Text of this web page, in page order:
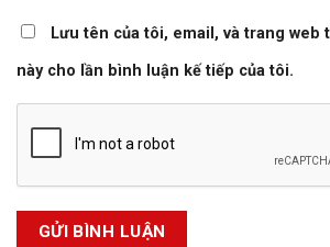
Lưu tên của tôi, email, và trang
này cho lần bình luận kế tiếp của tôi.